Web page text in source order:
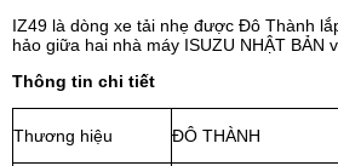
IZ49 là dòng xe tải nhẹ được Đô Thành
hảo giữa hai nhà máy ISUZU NHẬT BẢN
Thông tin chi tiết
Thương hiệu ĐÔ THÀNH